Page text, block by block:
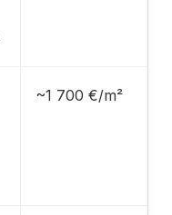
~1 700 €/m²